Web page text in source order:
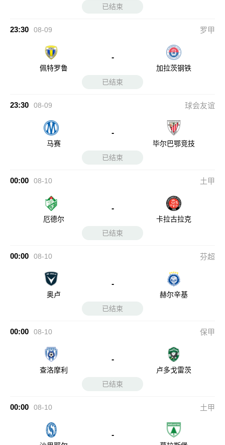
已结束
23:30 08-09 罗甲
佩特罗鲁
-
加拉茨钢铁
已结束
23:30 08-09 球会友谊
马赛
-
毕尔巴鄂竞技
已结束
00:00 08-10 土甲
厄德尔
-
卡拉古拉克
已结束
00:00 08-10 芬超
奥卢
-
赫尔辛基
已结束
00:00 08-10 保甲
查洛摩利
-
卢多戈雷茨
已结束
00:00 08-10 土甲
-